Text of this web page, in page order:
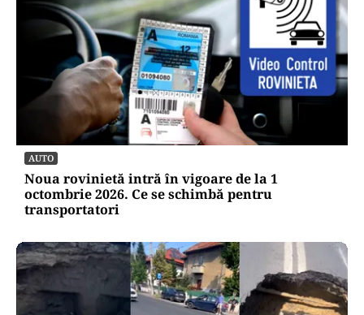
AUTO
Noua rovinietă intră în vigoare de la 1
octombrie 2026. Ce se schimbă pentru
transportatori